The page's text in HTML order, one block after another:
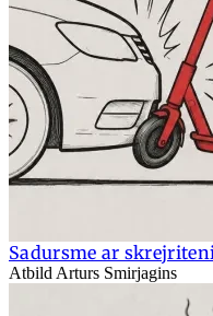
Sadursme ar
Atbild Arturs Smirjagins